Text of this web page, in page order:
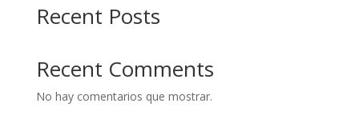
Recent Posts
Recent Comments
No hay comentarios que mostrar.